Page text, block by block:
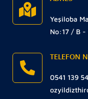
Yeşiloba
No:17 / B -
TELEFON
0541 139